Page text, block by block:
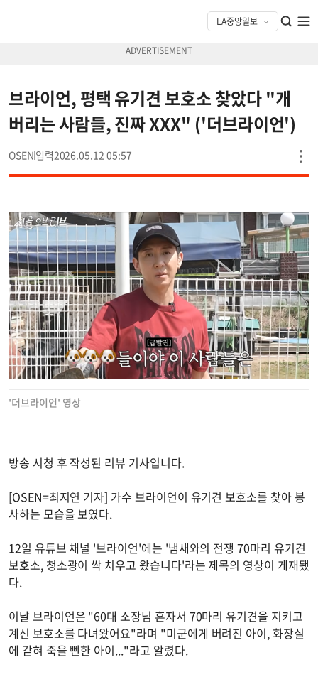
브라이언, 평택 유기견 보호소 찾았다 "개
버리는 사람들, 진짜 XXX" ('더브라이언')
OSEN 2026.05.12 05:57
'더브라이언' 영상
방송 시청 후 작성된 리뷰 기사입니다.
[OSEN=최지연 기자] 가수 브라이언이 유기견 보호소를 찾아 봉
사하는 모습을 보였다.
12일 유튜브 채널 '브라이언'에는 '냄새와의 전쟁 70마리 유기견
보호소, 청소광이 싹 치우고 왔습니다'라는 제목의 영상이 게재됐
다.
이날 브라이언은 "60대 소장님 혼자서 70마리 유기견을 지키고
계신 보호소를 다녀왔어요"라며 "미군에게 버려진 아이, 화장실
에 갇혀 죽을 뻔한 아이..."라고 알렸다.